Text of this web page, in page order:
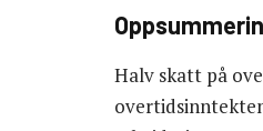
Halv skatt på